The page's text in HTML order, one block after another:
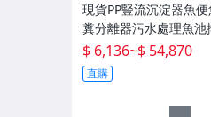
現貨PP豎流沉淀器魚便
糞分離器污水處理魚池
污化水產殖設備
$ 6,136~$ 54,870
直購